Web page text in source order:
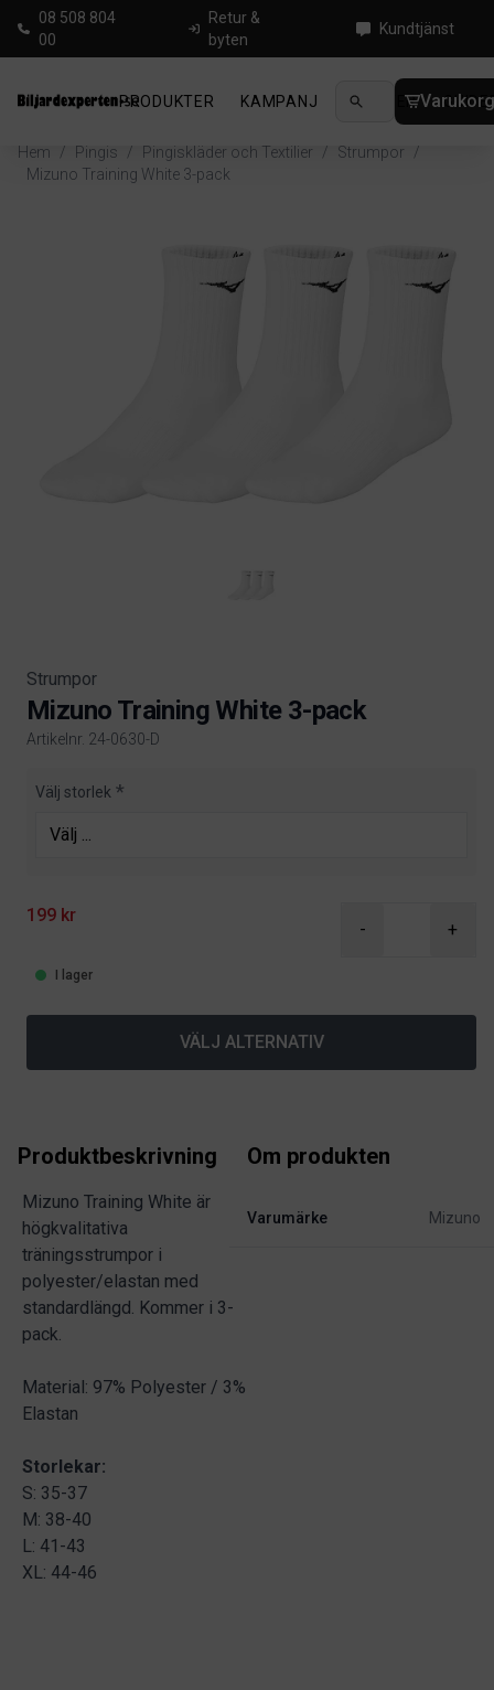
08 508 804
00
Retur &
byten
Kundtjänst
PRODUKTER KAMPANJ NYHETER
Hem / Pingis / Pingiskläder och Textilier / Strumpor
/
Mizuno Training White 3-pack
Strumpor
Mizuno Training White 3-pack
Artikelnr. 24-0630-D
Product information
Välj storlek
199 kr
- +
I lager
VÄLJ ALTERNATIV
Produktbeskrivning
Mizuno Training White är
högkvalitativa
träningsstrumpor i
polyester/elastan med
standardlängd. Kommer i 3-
pack.
Material: 97% Polyester / 3%
Elastan
Storlekar:
S: 35-37
M: 38-40
L: 41-43
XL: 44-46
Om produkten
Varumärke Mizuno